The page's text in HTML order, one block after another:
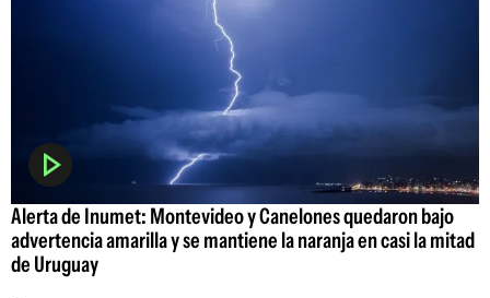
Alerta de Inumet: Montevideo y Canelones quedaron bajo
advertencia amarilla y se mantiene la naranja en casi la mitad
de Uruguay